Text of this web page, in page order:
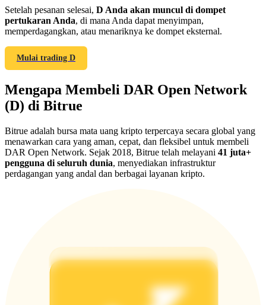
Deposit CASHCAT & Win
Share 500000 CASHCAT prize pool
Exclusive for BitMart Users
Register & Trade to Win 500,000 USDT
USDT Flexible Staking | Daily Rewards
Setelah pesanan selesai, D Anda akan muncul di dompet
pertukaran Anda, di mana Anda dapat menyimpan,
memperdagangkan, atau menariknya ke dompet eksternal.
Mulai trading D
Mengapa Membeli DAR Open Network
(D) di Bitrue
Bitrue adalah bursa mata uang kripto terpercaya secara global yang
menawarkan cara yang aman, cepat, dan fleksibel untuk membeli
DAR Open Network. Sejak 2018, Bitrue telah melayani 41 juta+
pengguna di seluruh dunia, menyediakan infrastruktur
perdagangan yang andal dan berbagai layanan kripto.